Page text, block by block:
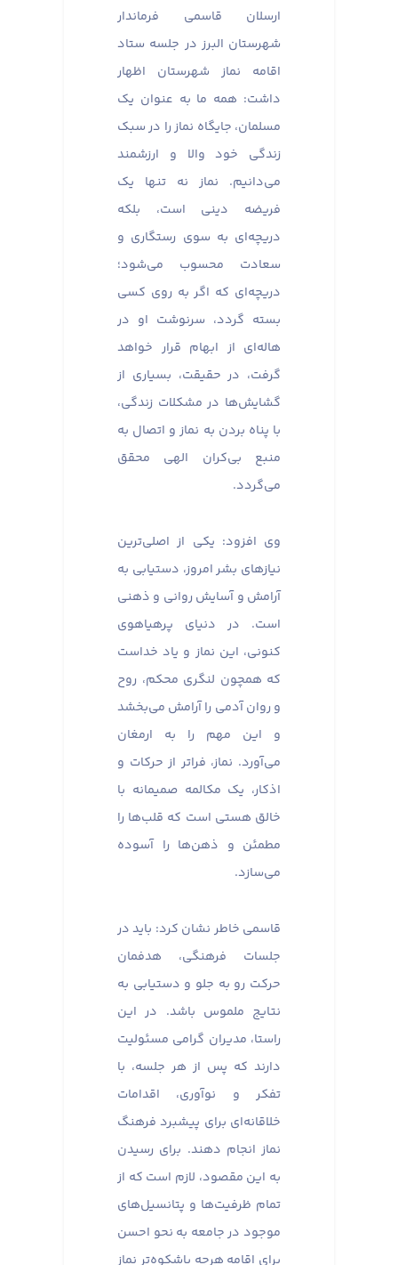
ارسلان قاسمی فرماندار
شهرستان البرز در جلسه ستاد
اقامه نماز شهرستان اظهار
داشت: همه ما به عنوان یک
مسلمان، جایگاه نماز را در سبک
زندگی خود والا و ارزشمند
می‌دانیم. نماز نه تنها یک
فریضه دینی است، بلکه
دریچه‌ای به سوی رستگاری و
سعادت محسوب می‌شود؛
دریچه‌ای که اگر به روی کسی
بسته گردد، سرنوشت او در
هاله‌ای از ابهام قرار خواهد
گرفت، در حقیقت، بسیاری از
گشایش‌ها در مشکلات زندگی،
با پناه بردن به نماز و اتصال به
منبع بی‌کران الهی محقق
می‌گردد.
وی افزود: یکی از اصلی‌ترین
نیازهای بشر امروز، دستیابی به
آرامش و آسایش روانی و ذهنی
است. در دنیای پرهیاهوی
کنونی، این نماز و یاد خداست
که همچون لنگری محکم، روح
و روان آدمی را آرامش می‌بخشد
و این مهم را به ارمغان
می‌آورد. نماز، فراتر از حرکات و
اذکار، یک مکالمه صمیمانه با
خالق هستی است که قلب‌ها را
مطمئن و ذهن‌ها را آسوده
می‌سازد.
قاسمی خاطر نشان کرد: باید در
جلسات فرهنگی، هدفمان
حرکت رو به جلو و دستیابی به
نتایج ملموس باشد. در این
راستا، مدیران گرامی مسئولیت
دارند که پس از هر جلسه، با
تفکر و نوآوری، اقدامات
خلاقانه‌ای برای پیشبرد فرهنگ
نماز انجام دهند. برای رسیدن
به این مقصود، لازم است که از
تمام ظرفیت‌ها و پتانسیل‌های
موجود در جامعه به نحو احسن
برای اقامه هرچه باشکوه‌تر نماز